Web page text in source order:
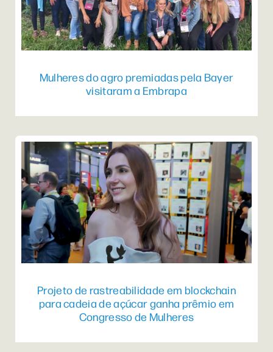
Mulheres do agro premiadas pela Bayer
visitaram a Embrapa
Projeto de rastreabilidade em blockchain
para cadeia de açúcar ganha prêmio em
Congresso de Mulheres